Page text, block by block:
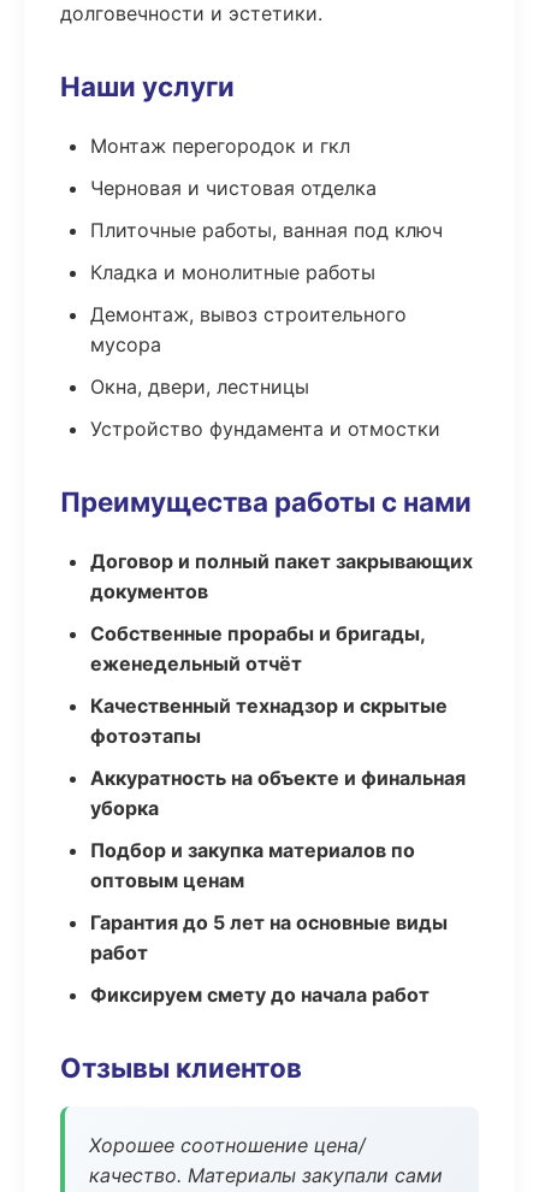
долговечности и эстетики.
Наши услуги
Монтаж перегородок и гкл
Черновая и чистовая отделка
Плиточные работы, ванная под ключ
Кладка и монолитные работы
Демонтаж, вывоз строительного
мусора
Окна, двери, лестницы
Устройство фундамента и отмостки
Преимущества работы с нами
Договор и полный пакет закрывающих
документов
Собственные прорабы и бригады,
еженедельный отчёт
Качественный технадзор и скрытые
фотоэтапы
Аккуратность на объекте и финальная
уборка
Подбор и закупка материалов по
оптовым ценам
Гарантия до 5 лет на основные виды
работ
Фиксируем смету до начала работ
Отзывы клиентов
Хорошее соотношение цена/
качество. Материалы закупали сами